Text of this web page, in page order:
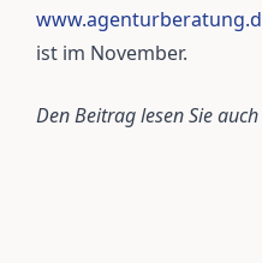
ist im November.
Den Beitrag lesen Sie